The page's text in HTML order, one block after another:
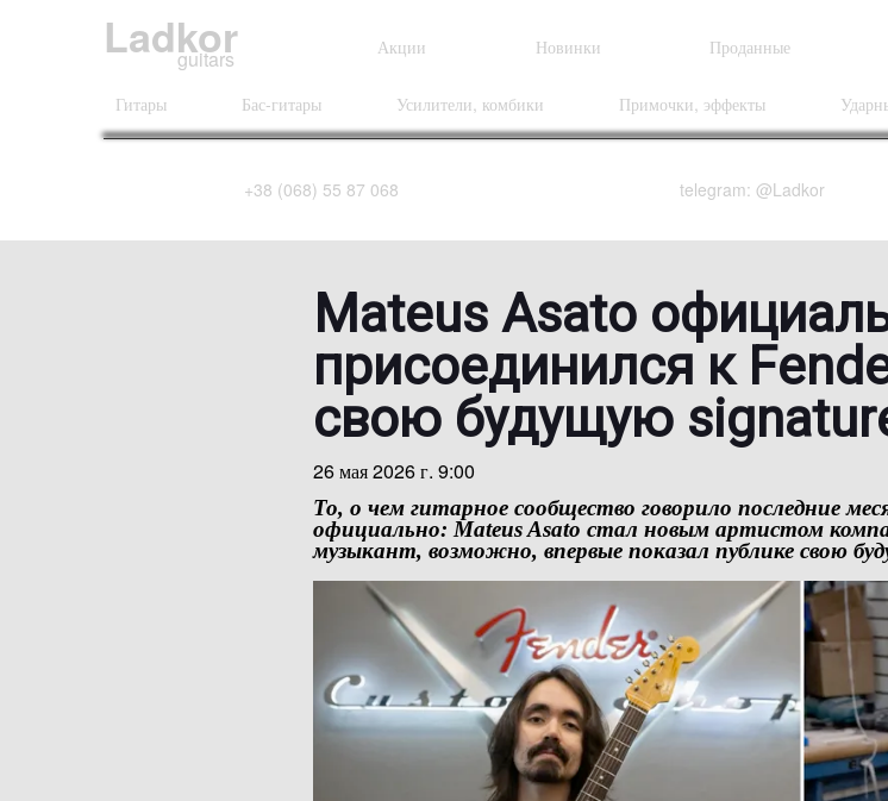
Ladkor
guitars Акции Новинки Проданные
Гитары Бас-гитары Усилители, комбики Примочки, эффекты
+38 (068) 55 87 068 telegram: @Ladkor
Mateus Asato
присоединился к
свою будущую
26 мая 2026 г. 9:00
То, о чем гитарное сообщество говорило последние
официально: Mateus Asato стал новым артистом
музыкант, возможно, впервые показал публике свою